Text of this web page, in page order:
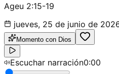
Ageu 2:15-19
jueves, 25 de junio de
Momento con Dios
Escuchar narración0:00